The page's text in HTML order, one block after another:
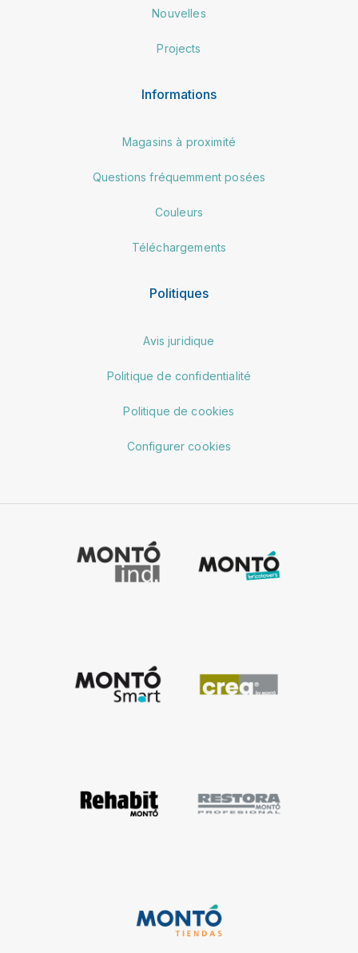
Nouvelles
Projects
Informations
Magasins à proximité
Questions fréquemment posées
Couleurs
Téléchargements
Politiques
Avis juridique
Politique de confidentialité
Politique de cookies
Configurer cookies